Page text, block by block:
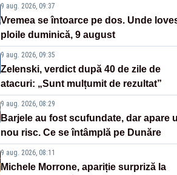
9 aug. 2026, 09:37
Vremea se întoarce pe dos. Unde
ploile duminică, 9 august
9 aug. 2026, 09:35
Zelenski, verdict după 40 de zile de
atacuri: „Sunt mulțumit de rezultat”
9 aug. 2026, 08:29
Barjele au fost scufundate, dar apare
nou risc. Ce se întâmplă pe Dunăre
9 aug. 2026, 08:11
Michele Morrone, apariție surpriză la